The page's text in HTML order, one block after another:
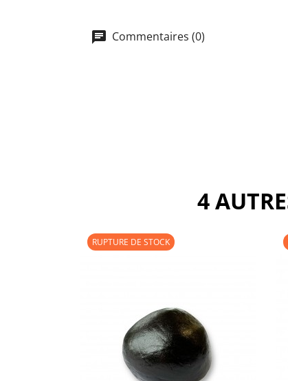
Commentaires (0)
4
RUPTURE DE STOCK